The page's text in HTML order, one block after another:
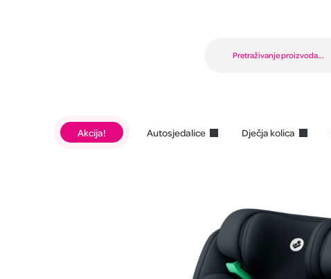
Akcija! Autosjedalice Dječja kolica